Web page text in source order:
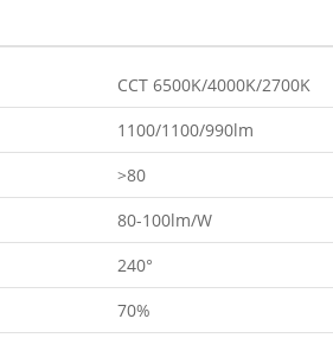
CCT 6500K/4000K/2700K
1100/1100/990lm
>80
80-100lm/W
240°
70%